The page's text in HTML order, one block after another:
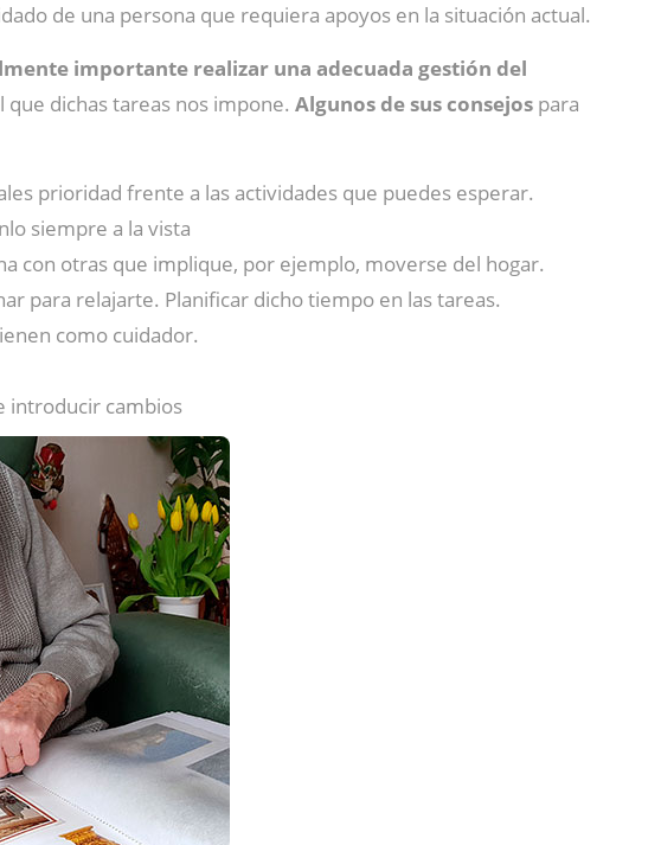
de una persona que requiera apoyos en la situación actual.
importante realizar una adecuada gestión del
dichas tareas nos impone. Algunos de sus consejos para
prioridad frente a las actividades que puedes esperar.
siempre a la vista
con otras que implique, por ejemplo, moverse del hogar.
para relajarte. Planificar dicho tiempo en las tareas.
como cuidador.
introducir cambios